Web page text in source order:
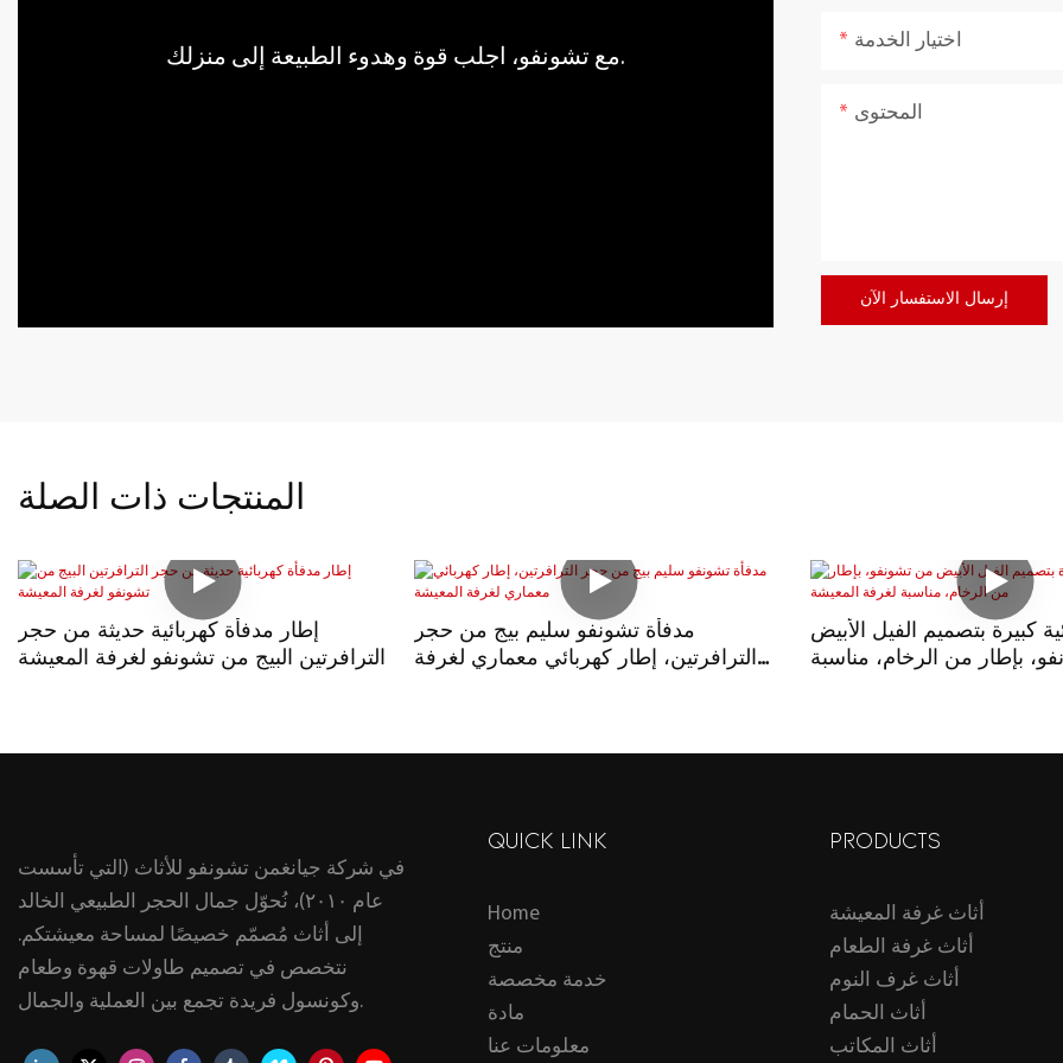
مع تشونفو، اجلب قوة وهدوء الطبيعة إلى منزلك.
اختيار الخدمة
المحتوى
إرسال الاستفسار الآن
المنتجات ذات الصلة
إطار مدفأة كهربائية حديثة من حجر
الترافرتين البيج من تشونفو لغرفة المعيشة
مدفأة تشونفو سليم بيج من حجر
الترافرتين، إطار كهربائي معماري لغرفة
كبيرة بتصميم الفيل الأبيض
بإطار من الرخام، مناسبة
في شركة جيانغمن تشونفو للأثاث (التي تأسست
عام ٢٠١٠)، نُحوّل جمال الحجر الطبيعي الخالد
إلى أثاث مُصمّم خصيصًا لمساحة معيشتكم.
نتخصص في تصميم طاولات قهوة وطعام
وكونسول فريدة تجمع بين العملية والجمال.
QUICK LINK
Home
منتج
خدمة مخصصة
مادة
معلومات عنا
PRODUCTS
أثاث غرفة المعيشة
أثاث غرفة الطعام
أثاث غرف النوم
أثاث الحمام
أثاث المكاتب